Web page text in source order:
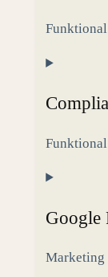
Funktional
Consent
service
Funktional
Consent
service
Google
Marketing